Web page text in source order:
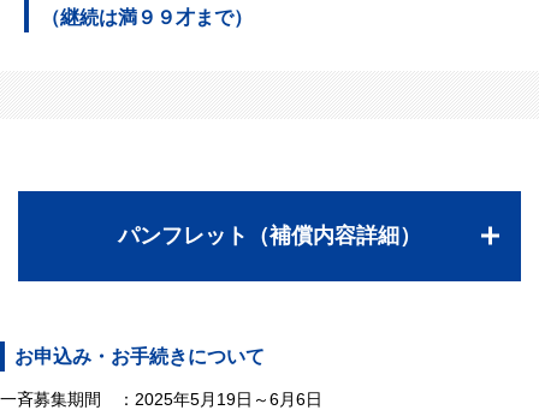
（継続は満９９才まで）
パンフレット（補償内容詳細）
お申込み・お手続きについて
一斉募集期間 ：2025年5月19日～6月6日